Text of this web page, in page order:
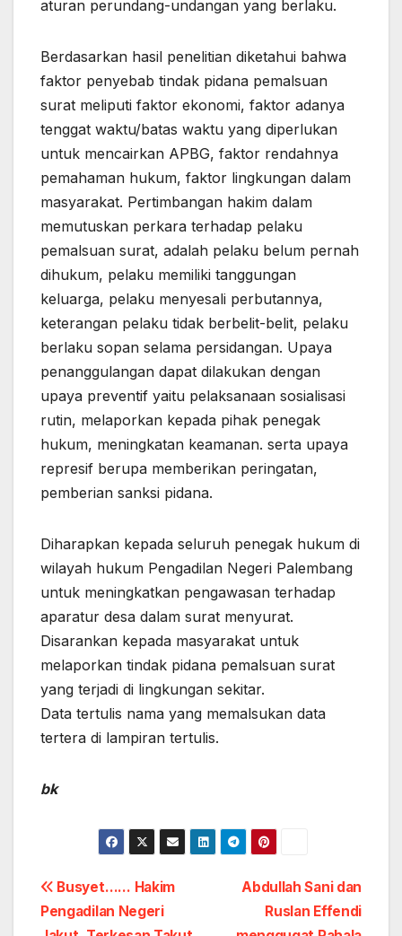
aturan perundang-undangan yang berlaku.
Berdasarkan hasil penelitian diketahui bahwa
faktor penyebab tindak pidana pemalsuan
surat meliputi faktor ekonomi, faktor adanya
tenggat waktu/batas waktu yang diperlukan
untuk mencairkan APBG, faktor rendahnya
pemahaman hukum, faktor lingkungan dalam
masyarakat. Pertimbangan hakim dalam
memutuskan perkara terhadap pelaku
pemalsuan surat, adalah pelaku belum pernah
dihukum, pelaku memiliki tanggungan
keluarga, pelaku menyesali perbutannya,
keterangan pelaku tidak berbelit-belit, pelaku
berlaku sopan selama persidangan. Upaya
penanggulangan dapat dilakukan dengan
upaya preventif yaitu pelaksanaan sosialisasi
rutin, melaporkan kepada pihak penegak
hukum, meningkatan keamanan. serta upaya
represif berupa memberikan peringatan,
pemberian sanksi pidana.
Diharapkan kepada seluruh penegak hukum di
wilayah hukum Pengadilan Negeri Palembang
untuk meningkatkan pengawasan terhadap
aparatur desa dalam surat menyurat.
Disarankan kepada masyarakat untuk
melaporkan tindak pidana pemalsuan surat
yang terjadi di lingkungan sekitar.
Data tertulis nama yang memalsukan data
tertera di lampiran tertulis.
bk
Post
Abdullah Sani dan
Ruslan Effendi
Busyet…… Hakim
Pengadilan Negeri